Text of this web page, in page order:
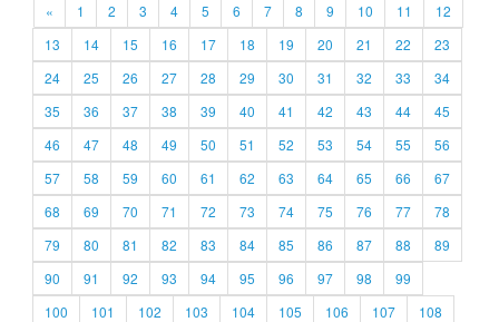
« 1 2 3 4 5 6 7 8 9 10 11
12
13
14 15 16 17 18 19 20 21 22
23
24
25 26 27 28 29 30 31 32 33
34
35
36 37 38 39 40 41 42 43 44
45
46
47 48 49 50 51 52 53 54 55
56
57
58 59 60 61 62 63 64 65 66
67
68
69 70 71 72 73 74 75 76 77
78
79
80 81 82 83 84 85 86 87 88
89
90
91 92 93 94 95 96 97 98
99
100
101 102 103 104 105 106 107
108